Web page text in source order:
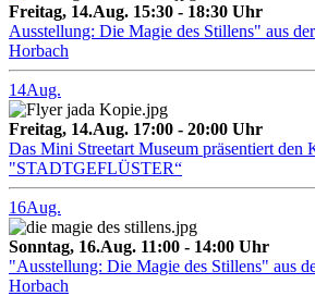
Freitag, 14.Aug. 15:30 - 18:30 Uhr
Ausstellung: Die Magie des Stillens" aus
Horbach
14Aug.
Freitag, 14.Aug. 17:00 - 20:00 Uhr
Das Mini Streetart Museum präsentiert
"STADTGEFLÜSTER“
16Aug.
Sonntag, 16.Aug. 11:00 - 14:00 Uhr
"Ausstellung: Die Magie des Stillens" aus
Horbach